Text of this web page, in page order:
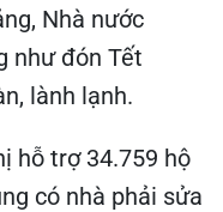
Nhà nước
như đón Tết
lành lạnh.
hỗ trợ 34.759 hộ
có nhà phải sửa